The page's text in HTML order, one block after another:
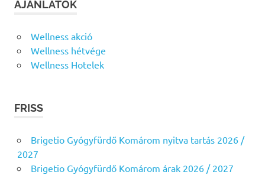
AJÁNLATOK
Wellness akció
Wellness hétvége
Wellness Hotelek
FRISS
Brigetio Gyógyfürdő Komárom nyitva tartás 2026 /
2027
Brigetio Gyógyfürdő Komárom árak 2026 / 2027